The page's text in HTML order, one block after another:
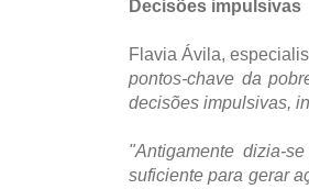
Decisões impulsivas
Flavia Ávila,
pontos-chave da
decisões impulsivas,
"Antigamente dizia-
suficiente para gerar